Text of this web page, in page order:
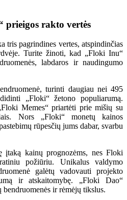
prieigos rakto vertės
tris pagrindines vertes, atspindinčias
Turite žinoti, kad „Floki Inu“
labdaros ir naudingumo
turinti daugiau nei 495
„Floki“ žetono populiarumą.
Memes“ priartėti prie mišių su
Nors „Floki“ monetų kainos
rūpesčių jums dabar, svarbu
įtaką kainų prognozėms, nes Floki
požiūriu. Unikalus valdymo
galėtų vadovauti projekto
ir atskaitomybę. „Floki Dao“
ir rėmėjų tikslus.